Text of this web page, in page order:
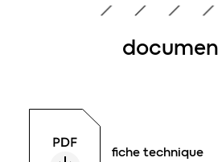
fiche technique